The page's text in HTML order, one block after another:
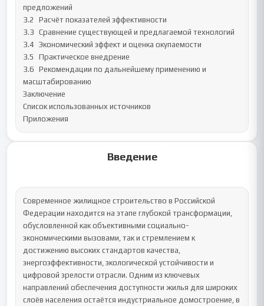
предложений
3.2	 Расчёт показателей эффективности
3.3	 Сравнение существующей и предлагаемой технологий
3.4	 Экономический эффект и оценка окупаемости
3.5	 Практическое внедрение
3.6	 Рекомендации по дальнейшему применению и
масштабированию
Заключение
Список использованных источников
Приложения
Введение
Современное жилищное строительство в Российской
Федерации находится на этапе глубокой трансформации,
обусловленной как объективными социально-
экономическими вызовами, так и стремлением к
достижению высоких стандартов качества,
энергоэффективности, экологической устойчивости и
цифровой зрелости отрасли. Одним из ключевых
направлений обеспечения доступности жилья для широких
слоёв населения остаётся индустриальное домостроение, в